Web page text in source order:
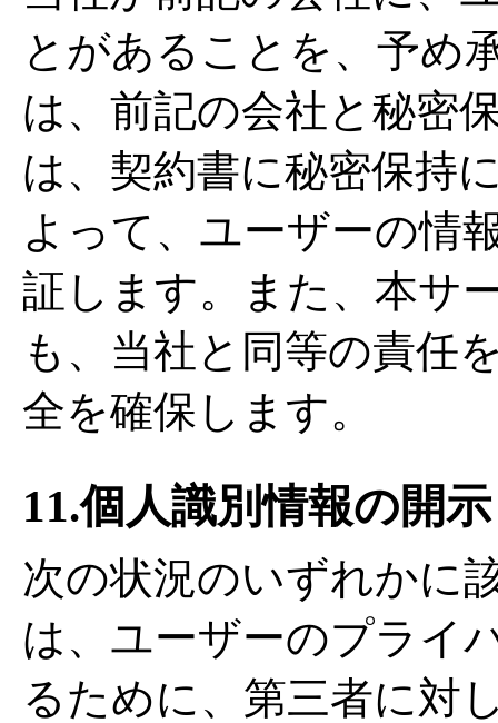
とがあることを、予め
は、前記の会社と秘密
は、契約書に秘密保持
よって、ユーザーの情
証します。また、本サ
も、当社と同等の責任
全を確保します。
11.個人識別情報の開
次の状況のいずれかに
は、ユーザーのプライ
るために、第三者に対